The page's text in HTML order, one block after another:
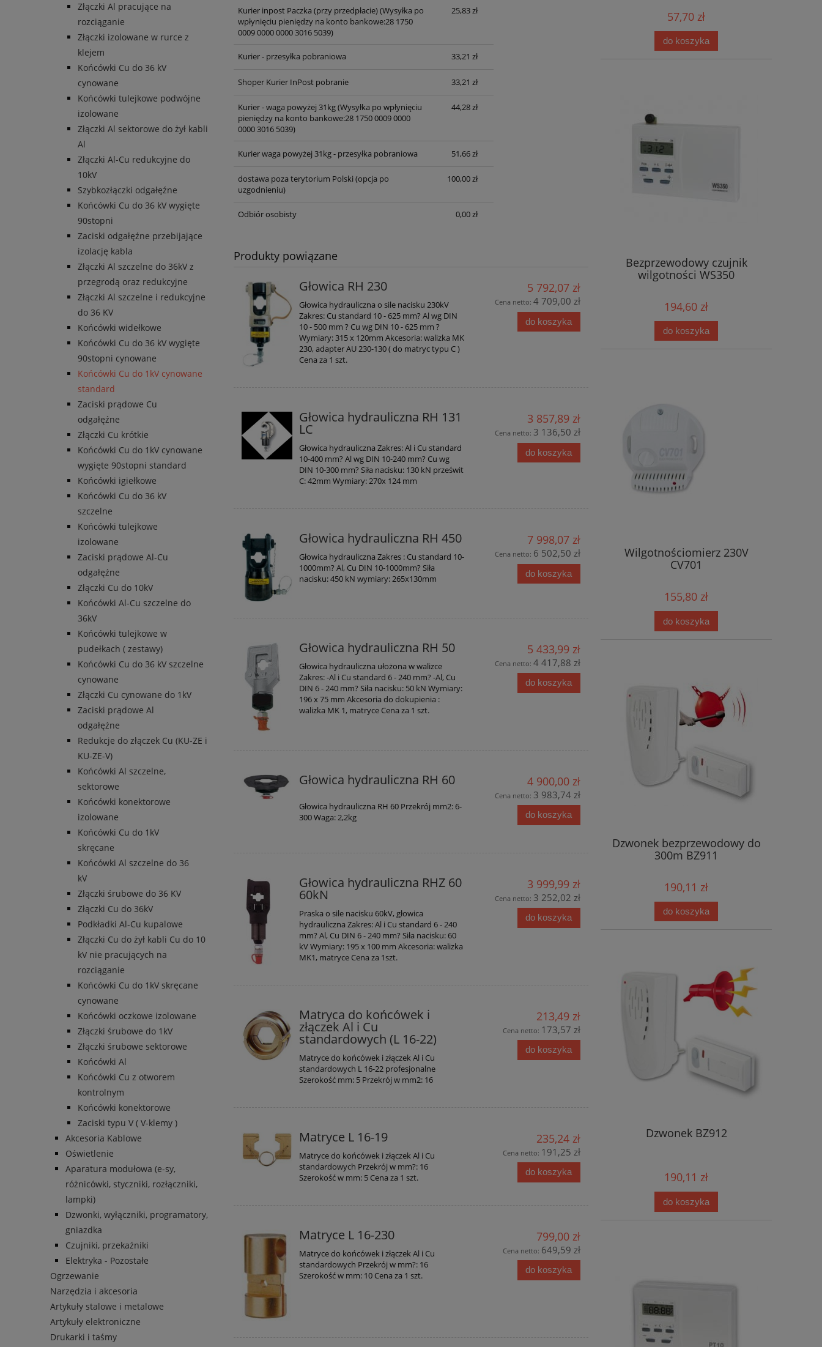
Złączki Al pracujące na
rozciąganie
Złączki izolowane w rurce z
klejem
Końcówki Cu do 36 kV
cynowane
Końcówki tulejkowe podwójne
izolowane
Złączki Al sektorowe do żył kabli
Al
Złączki Al-Cu redukcyjne do
10kV
Szybkozłączki odgałęźne
Końcówki Cu do 36 kV wygięte
90stopni
Zaciski odgałęźne przebijające
izolację kabla
Złączki Al szczelne do 36kV z
przegrodą oraz redukcyjne
Złączki Al szczelne i redukcyjne
do 36 KV
Końcówki widełkowe
Końcówki Cu do 36 kV wygięte
90stopni cynowane
Końcówki Cu do 1kV cynowane
standard
Zaciski prądowe Cu
odgałęźne
Złączki Cu krótkie
Końcówki Cu do 1kV cynowane
wygięte 90stopni standard
Końcówki igiełkowe
Końcówki Cu do 36 kV
szczelne
Końcówki tulejkowe
izolowane
Zaciski prądowe Al-Cu
odgałęźne
Złączki Cu do 10kV
Końcówki Al-Cu szczelne do
36kV
Końcówki tulejkowe w
pudełkach ( zestawy)
Końcówki Cu do 36 kV szczelne
cynowane
Złączki Cu cynowane do 1kV
Zaciski prądowe Al
odgałęźne
Redukcje do złączek Cu (KU-ZE i
KU-ZE-V)
Końcówki Al szczelne,
sektorowe
Końcówki konektorowe
izolowane
Końcówki Cu do 1kV
skręcane
Końcówki Al szczelne do 36
kV
Złączki śrubowe do 36 KV
Złączki Cu do 36kV
Podkładki Al-Cu kupalowe
Złączki Cu do żył kabli Cu do 10
kV nie pracujących na
rozciąganie
Końcówki Cu do 1kV skręcane
cynowane
Końcówki oczkowe izolowane
Złączki śrubowe do 1kV
Złączki śrubowe sektorowe
Końcówki Al
Końcówki Cu z otworem
kontrolnym
Końcówki konektorowe
Zaciski typu V ( V-klemy )
Akcesoria Kablowe
Oświetlenie
Aparatura modułowa (e-sy,
różnicówki, styczniki, rozłączniki,
lampki)
Dzwonki, wyłączniki, programatory,
gniazdka
Czujniki, przekaźniki
Elektryka - Pozostałe
Ogrzewanie
Narzędzia i akcesoria
Artykuły stalowe i metalowe
Artykuły elektroniczne
Drukarki i taśmy
Kurier inpost Paczka (przy przedpłacie)(Wysyłka po
wpłynięciu pieniędzy na konto bankowe:28 1750
0009 0000 0000 3016 5039)
25,83 zł
Kurier - przesyłka pobraniowa 33,21 zł
Shoper Kurier InPost pobranie 33,21 zł
Kurier - waga powyżej 31kg(Wysyłka po wpłynięciu
pieniędzy na konto bankowe:28 1750 0009 0000
0000 3016 5039)
44,28 zł
Kurier waga powyżej 31kg - przesyłka pobraniowa 51,66 zł
dostawa poza terytorium Polski (opcja po
uzgodnieniu)
100,00 zł
Odbiór osobisty 0,00 zł
Produkty powiązane
Głowica RH 230
Głowica hydrauliczna o sile nacisku 230kV
Zakres: Cu standard 10 - 625 mm? Al wg DIN
10 - 500 mm ? Cu wg DIN 10 - 625 mm ?
Wymiary: 315 x 120mm Akcesoria: walizka MK
230, adapter AU 230-130 ( do matryc typu C )
Cena za 1 szt.
5 792,07 zł
Cena netto: 4 709,00 zł
do koszyka
Głowica hydrauliczna RH 131
LC
Głowica hydrauliczna Zakres: Al i Cu standard
10-400 mm? Al wg DIN 10-240 mm? Cu wg
DIN 10-300 mm? Siła nacisku: 130 kN prześwit
C: 42mm Wymiary: 270x 124 mm
3 857,89 zł
Cena netto: 3 136,50 zł
do koszyka
Głowica hydrauliczna RH 450
Głowica hydrauliczna Zakres : Cu standard 10-
1000mm? Al, Cu DIN 10-1000mm? Siła
nacisku: 450 kN wymiary: 265x130mm
7 998,07 zł
Cena netto: 6 502,50 zł
do koszyka
Głowica hydrauliczna RH 50
Głowica hydrauliczna ułożona w walizce
Zakres: -Al i Cu standard 6 - 240 mm? -Al, Cu
DIN 6 - 240 mm? Siła nacisku: 50 kN Wymiary:
196 x 75 mm Akcesoria do dokupienia :
walizka MK 1, matryce Cena za 1 szt.
5 433,99 zł
Cena netto: 4 417,88 zł
do koszyka
Głowica hydrauliczna RH 60
Głowica hydrauliczna RH 60 Przekrój mm2: 6-
300 Waga: 2,2kg
4 900,00 zł
Cena netto: 3 983,74 zł
do koszyka
Głowica hydrauliczna RHZ 60
60kN
Praska o sile nacisku 60kV, głowica
hydrauliczna Zakres: Al i Cu standard 6 - 240
mm? Al, Cu DIN 6 - 240 mm? Siła nacisku: 60
kV Wymiary: 195 x 100 mm Akcesoria: walizka
MK1, matryce Cena za 1szt.
3 999,99 zł
Cena netto: 3 252,02 zł
do koszyka
Matryca do końcówek i
złączek Al i Cu
standardowych (L 16-22)
Matryce do końcówek i złączek Al i Cu
standardowych L 16-22 profesjonalne
Szerokość mm: 5 Przekrój w mm2: 16
213,49 zł
Cena netto: 173,57 zł
do koszyka
Matryce L 16-19
Matryce do końcówek i złączek Al i Cu
standardowych Przekrój w mm?: 16
Szerokość w mm: 5 Cena za 1 szt.
235,24 zł
Cena netto: 191,25 zł
do koszyka
Matryce L 16-230
Matryce do końcówek i złączek Al i Cu
standardowych Przekrój w mm?: 16
Szerokość w mm: 10 Cena za 1 szt.
799,00 zł
Cena netto: 649,59 zł
do koszyka
57,70 zł
do koszyka
Bezprzewodowy czujnik
wilgotności WS350
194,60 zł
do koszyka
Wilgotnościomierz 230V
CV701
155,80 zł
do koszyka
Dzwonek bezprzewodowy do
300m BZ911
190,11 zł
do koszyka
Dzwonek BZ912
190,11 zł
do koszyka